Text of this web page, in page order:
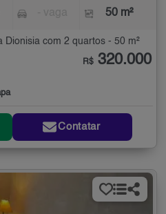
50 m²
Dionisia com 2 quartos - 50 m²
R$ 320.000
Contatar